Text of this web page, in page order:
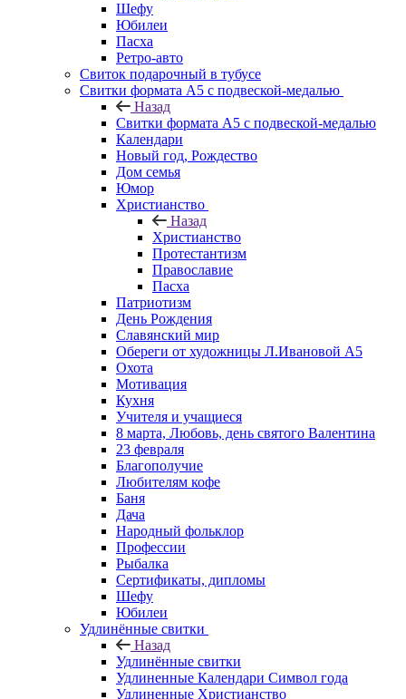
Шефу
Юбилеи
Пасха
Ретро-авто
Свиток подарочный в тубусе
Свитки формата А5 с подвеской-медалью
Назад
Свитки формата А5 с подвеской-медалью
Календари
Новый год, Рождество
Дом семья
Юмор
Христианство
Назад
Христианство
Протестантизм
Православие
Пасха
Патриотизм
День Рождения
Славянский мир
Обереги от художницы Л.Ивановой А5
Охота
Мотивация
Кухня
Учителя и учащиеся
8 марта, Любовь, день святого Валентина
23 февраля
Благополучие
Любителям кофе
Баня
Дача
Народный фольклор
Профессии
Рыбалка
Сертификаты, дипломы
Шефу
Юбилеи
Удлинённые свитки
Назад
Удлинённые свитки
Удлиненные Календари Символ года
Удлиненные Христианство